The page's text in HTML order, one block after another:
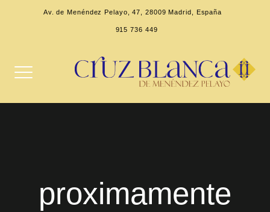
Av. de Menéndez Pelayo, 47, 28009 Madrid, España
915 736 449
proximamente